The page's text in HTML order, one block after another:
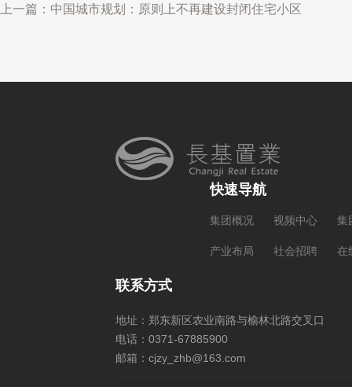
上一篇：中国城市规划：原则上不再建设封闭住宅小区
快速导航
集团概况 视频中心 集
产业布局 社会招聘 在
联系方式
地址：郑东新区农业南路与榆林北路交叉口
电话：0371-67885900
邮箱：cjzy_zhb@163.com